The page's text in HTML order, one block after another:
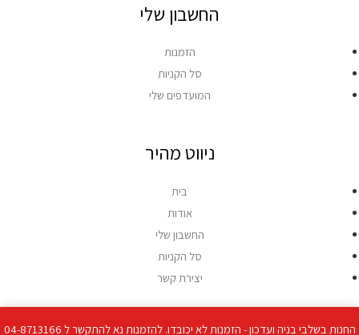
החשבון שלי
הזמנות
סל הקניות
המועדפים שלי
ניווט מהיר
בית
אודות
החשבון שלי
סל הקניות
יצירת קשר
החנות בשלבי בניה ועדכון - הזמנות לא יכובדו. להזמנות נא להתקשר ל 04-8713166